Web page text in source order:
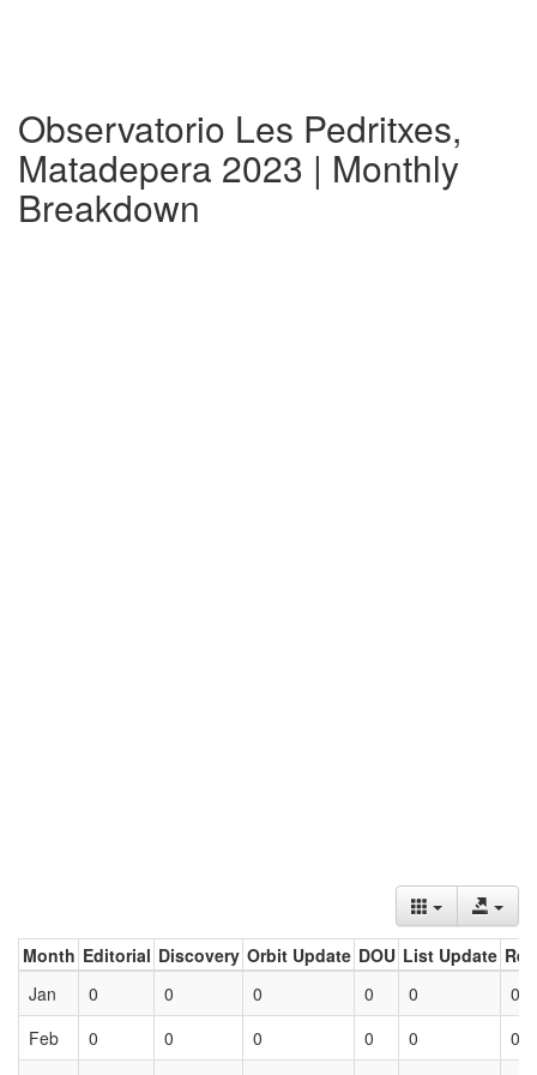
Observatorio Les Pedritxes,
Matadepera 2023 | Monthly
Breakdown
Month Editorial Discovery Orbit Update DOU List Update
Jan
0 0 0 0 0
0
Feb
0 0 0 0 0
0